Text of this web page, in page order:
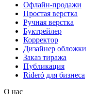
Офлайн-продажи
Простая верстка
Ручная верстка
Буктрейлер
Корректор
Дизайнер обложки
Заказ тиража
Публикация
Rideró для бизнеса
О нас